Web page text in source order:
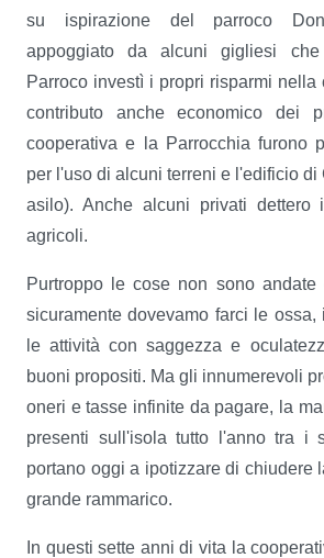
su ispirazione del parroco
appoggiato da alcuni gigliesi che
Parroco investì i propri risparmi nella
contributo anche economico dei
cooperativa e la Parrocchia furono
per l'uso di alcuni terreni e l'edificio
asilo). Anche alcuni privati dettero
agricoli.
Purtroppo le cose non sono andate
sicuramente dovevamo farci le ossa,
le attività con saggezza e
buoni propositi. Ma gli innumerevoli
oneri e tasse infinite da pagare, la
presenti sull'isola tutto l'anno tra i
portano oggi a ipotizzare di chiudere
grande rammarico.
In questi sette anni di vita la